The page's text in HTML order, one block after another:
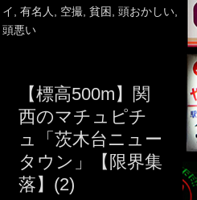
イ
有名人 空撮, 貧困 頭おかしい,
頭悪い
【標高500m】関
西のマチュピチ
ュ「茨木台ニュー
タウン」【限界集
落】(2)